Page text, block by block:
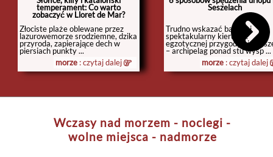
temperament: Co warto
zobaczyć w Lloret de Mar?
Złociste plaże oblewane przez
lazurowemorze srodziemne, dzika
przyroda, zapierające dech w
piersiach punkty ...
morze : czytaj dalej
Seszelach
Trudno wskazać bardziej
spektakularny kierunek
egzotycznej przygody niż
– archipelag ponad stu wysp ...
morze : czytaj dalej
Wczasy nad morzem - noclegi -
wolne miejsca - nadmorze